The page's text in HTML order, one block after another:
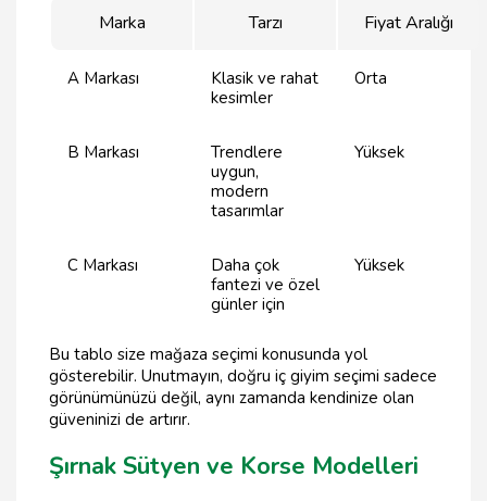
Marka Tarzı Fiyat Aralığı
A Markası
Klasik ve rahat
kesimler
Orta
B Markası
Trendlere
uygun,
modern
tasarımlar
Yüksek
C Markası
Daha çok
fantezi ve özel
günler için
Yüksek
Bu tablo size mağaza seçimi konusunda yol
gösterebilir. Unutmayın, doğru iç giyim seçimi sadece
görünümünüzü değil, aynı zamanda kendinize olan
güveninizi de artırır.
Şırnak Sütyen ve Korse Modelleri